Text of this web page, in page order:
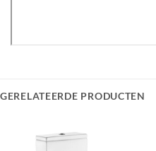
GERELATEERDE PRODUCTEN